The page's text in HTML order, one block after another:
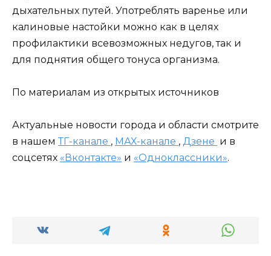
дыхательных путей. Употреблять варенье или
калиновые настойки можно как в целях
профилактики всевозможных недугов, так и
для поднятия общего тонуса организма.
По материалам из открытых источников
Актуальные новости города и области смотрите
в нашем ТГ-канале , МАХ-канале , Дзене и в
соцсетях «Вконтакте» и «Одноклассники».